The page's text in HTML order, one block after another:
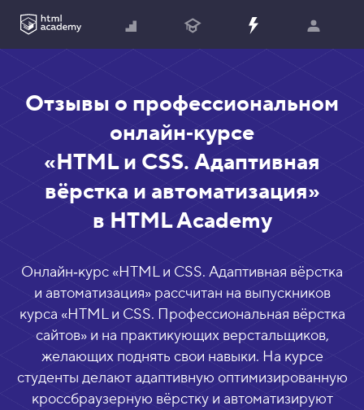
Отзывы о профессиональном
онлайн‑курсе
«HTML и CSS. Адаптивная
вёрстка и автоматизация»
в HTML Academy
Онлайн‑курс «HTML и CSS. Адаптивная вёрстка
и автоматизация» рассчитан на выпускников
курса «HTML и CSS. Профессиональная вёрстка
сайтов» и на практикующих верстальщиков,
желающих поднять свои навыки. На курсе
студенты делают адаптивную оптимизированную
кроссбраузерную вёрстку и автоматизируют